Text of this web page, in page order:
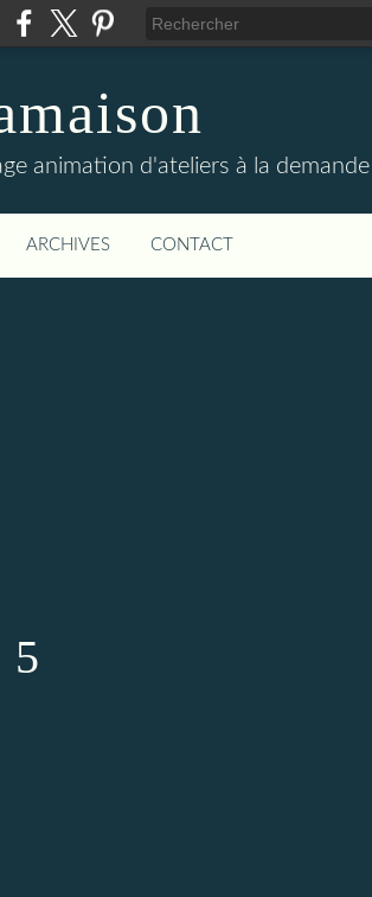
animation d'ateliers à la demande
ARCHIVES CONTACT
5